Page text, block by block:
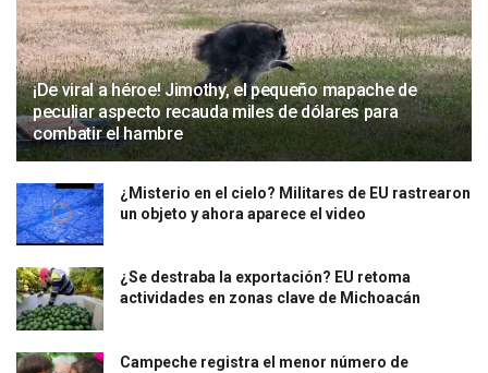
¡De viral a héroe! Jimothy, el pequeño mapache de
peculiar aspecto recauda miles de dólares para
combatir el hambre
¿Misterio en el cielo? Militares de EU rastrearon
un objeto y ahora aparece el video
¿Se destraba la exportación? EU retoma
actividades en zonas clave de Michoacán
Campeche registra el menor número de